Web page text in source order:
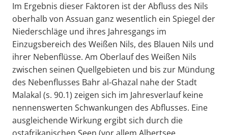
Im Ergebnis dieser Faktoren ist der Abfluss des Nils
oberhalb von Assuan ganz wesentlich ein Spiegel der
Niederschläge und ihres Jahresgangs im
Einzugsbereich des Weißen Nils, des Blauen Nils und
ihrer Nebenflüsse. Am Oberlauf des Weißen Nils
zwischen seinen Quellgebieten und bis zur Mündung
des Nebenflusses Bahr al-Ghazal nahe der Stadt
Malakal (s. 90.1) zeigen sich im Jahresverlauf keine
nennenswerten Schwankungen des Abflusses. Eine
ausgleichende Wirkung ergibt sich durch die